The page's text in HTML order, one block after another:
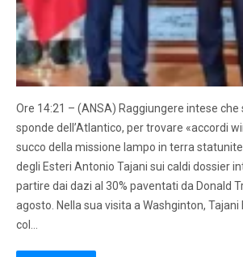
Ore 14:21 – (ANSA) Raggiungere intese che
sponde dell’Atlantico, per trovare «accordi
succo della missione lampo in terra
degli Esteri Antonio Tajani sui caldi dossier
partire dai dazi al 30% paventati da Donald
agosto. Nella sua visita a Washginton,
col…